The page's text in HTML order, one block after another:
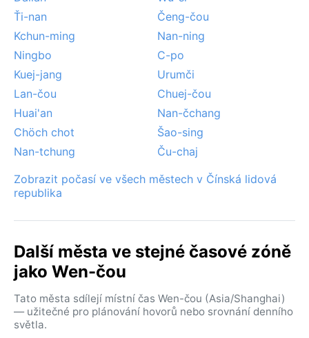
Ťi-nan
Čeng-čou
Kchun-ming
Nan-ning
Ningbo
C-po
Kuej-jang
Urumči
Lan-čou
Chuej-čou
Huai'an
Nan-čchang
Chöch chot
Šao-sing
Nan-tchung
Ču-chaj
Zobrazit počasí ve všech městech v Čínská lidová
republika
Další města ve stejné časové zóně
jako Wen-čou
Tato města sdílejí místní čas Wen-čou (Asia/Shanghai)
— užitečné pro plánování hovorů nebo srovnání denního
světla.